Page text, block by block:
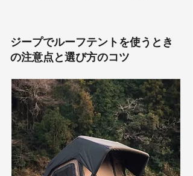
ジープでルーフテントを使うとき
の注意点と選び方のコツ